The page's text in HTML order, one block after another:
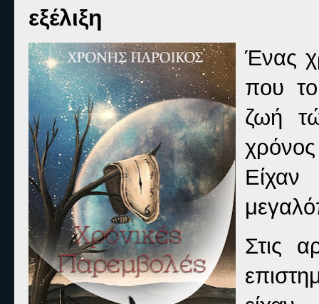
εξέλιξη
Ένας
που
ζωή
Στις